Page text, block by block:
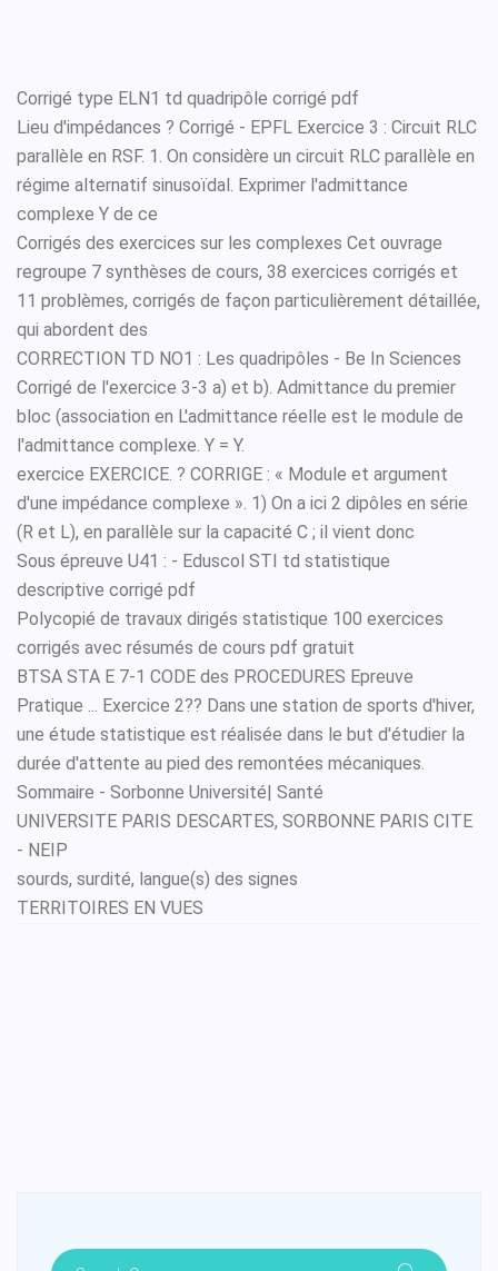
Corrigé type ELN1 td quadripôle corrigé pdf
Lieu d'impédances ? Corrigé - EPFL Exercice 3 : Circuit RLC
parallèle en RSF. 1. On considère un circuit RLC parallèle en
régime alternatif sinusoïdal. Exprimer l'admittance
complexe Y de ce
Corrigés des exercices sur les complexes Cet ouvrage
regroupe 7 synthèses de cours, 38 exercices corrigés et
11 problèmes, corrigés de façon particulièrement détaillée,
qui abordent des
CORRECTION TD NO1 : Les quadripôles - Be In Sciences
Corrigé de l'exercice 3-3 a) et b). Admittance du premier
bloc (association en L'admittance réelle est le module de
l'admittance complexe. Y = Y.
exercice EXERCICE. ? CORRIGE : « Module et argument
d'une impédance complexe ». 1) On a ici 2 dipôles en série
(R et L), en parallèle sur la capacité C ; il vient donc
Sous épreuve U41 : - Eduscol STI td statistique
descriptive corrigé pdf
Polycopié de travaux dirigés statistique 100 exercices
corrigés avec résumés de cours pdf gratuit
BTSA STA E 7-1 CODE des PROCEDURES Epreuve
Pratique ... Exercice 2?? Dans une station de sports d'hiver,
une étude statistique est réalisée dans le but d'étudier la
durée d'attente au pied des remontées mécaniques.
Sommaire - Sorbonne Université| Santé
UNIVERSITE PARIS DESCARTES, SORBONNE PARIS CITE
- NEIP
sourds, surdité, langue(s) des signes
TERRITOIRES EN VUES